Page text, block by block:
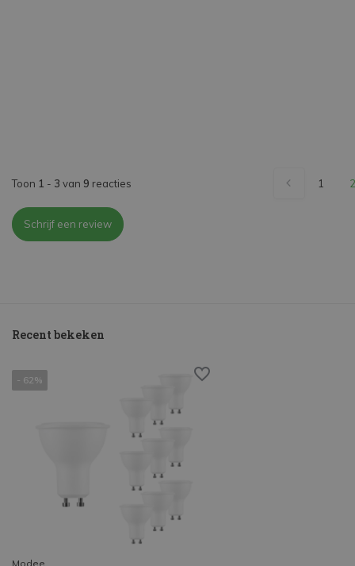
Toon 1 - 3 van 9 reacties 1 2
Schrijf een review
Recent bekeken
- 62%
Modee